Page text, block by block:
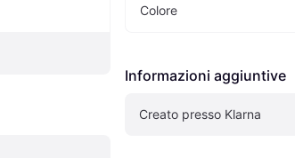
Colore
Informazioni aggiuntive
Creato presso Klarna